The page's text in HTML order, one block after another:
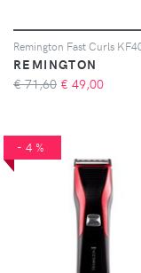
REMINGTON
€ 71,60 € 49,00
-4%